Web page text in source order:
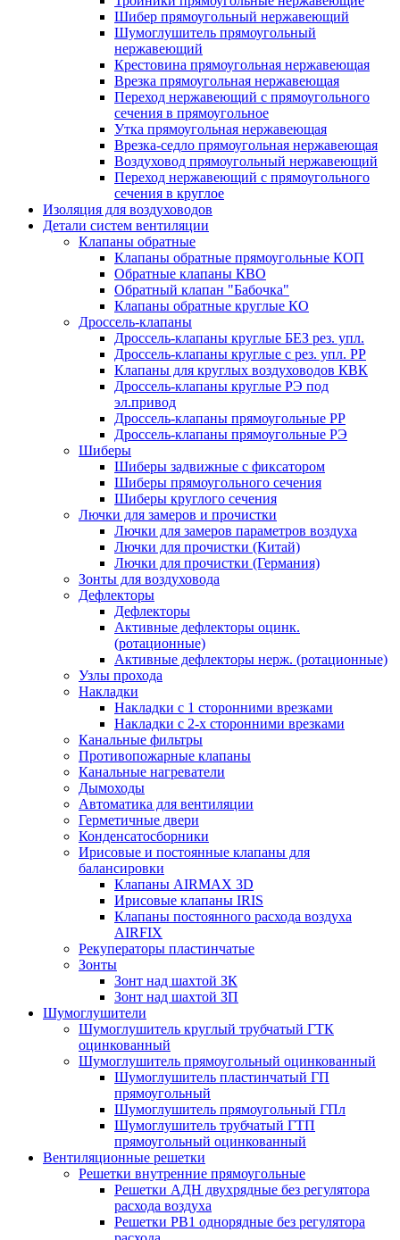
Шибер прямоугольный нержавеющий
Шумоглушитель прямоугольный
нержавеющий
Крестовина прямоугольная нержавеющая
Врезка прямоугольная нержавеющая
Переход нержавеющий с прямоугольного
сечения в прямоугольное
Утка прямоугольная нержавеющая
Врезка-седло прямоугольная нержавеющая
Воздуховод прямоугольный нержавеющий
Переход нержавеющий с прямоугольного
сечения в круглое
Изоляция для воздуховодов
Детали систем вентиляции
Клапаны обратные
Клапаны обратные прямоугольные КОП
Обратные клапаны КВО
Обратный клапан "Бабочка"
Клапаны обратные круглые КО
Дроссель-клапаны
Дроссель-клапаны круглые БЕЗ рез. упл.
Дроссель-клапаны круглые с рез. упл. РР
Клапаны для круглых воздуховодов КВК
Дроссель-клапаны круглые РЭ под
эл.привод
Дроссель-клапаны прямоугольные РР
Дроссель-клапаны прямоугольные РЭ
Шиберы
Шиберы задвижные с фиксатором
Шиберы прямоугольного сечения
Шиберы круглого сечения
Лючки для замеров и прочистки
Лючки для замеров параметров воздуха
Лючки для прочистки (Китай)
Лючки для прочистки (Германия)
Зонты для воздуховода
Дефлекторы
Дефлекторы
Активные дефлекторы оцинк.
(ротационные)
Активные дефлекторы нерж. (ротационные)
Узлы прохода
Накладки
Накладки с 1 сторонними врезками
Накладки с 2-х сторонними врезками
Канальные фильтры
Противопожарные клапаны
Канальные нагреватели
Дымоходы
Автоматика для вентиляции
Герметичные двери
Конденсатосборники
Ирисовые и постоянные клапаны для
балансировки
Клапаны AIRMAX 3D
Ирисовые клапаны IRIS
Клапаны постоянного расхода воздуха
AIRFIX
Рекуператоры пластинчатые
Зонты
Зонт над шахтой ЗК
Зонт над шахтой ЗП
Шумоглушители
Шумоглушитель круглый трубчатый ГТК
оцинкованный
Шумоглушитель прямоугольный оцинкованный
Шумоглушитель пластинчатый ГП
прямоугольный
Шумоглушитель прямоугольный ГПл
Шумоглушитель трубчатый ГТП
прямоугольный оцинкованный
Вентиляционные решетки
Решетки внутренние прямоугольные
Решетки АДН двухрядные без регулятора
расхода воздуха
Решетки РВ1 однорядные без регулятора